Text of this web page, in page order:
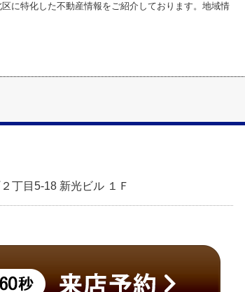
に特化した不動産情報をご紹介しております。地域情
丁目5-18 新光ビル １Ｆ